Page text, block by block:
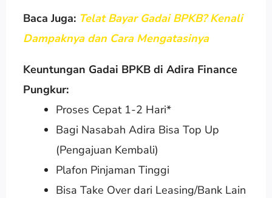
Baca Juga: Telat Bayar Gadai BPKB? Kenali
Dampaknya dan Cara Mengatasinya
Keuntungan Gadai BPKB di Adira Finance
Pungkur:
Proses Cepat 1-2 Hari*
Bagi Nasabah Adira Bisa Top Up
(Pengajuan Kembali)
Plafon Pinjaman Tinggi
Bisa Take Over dari Leasing/Bank Lain